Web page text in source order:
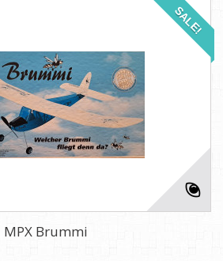
SALE!
MPX Brummi